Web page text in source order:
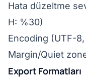
Hata düzeltme
H: %30)
Encoding (UTF-
Margin/Quiet
Export Formatları